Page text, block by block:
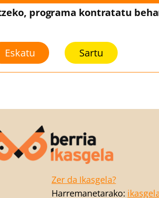
programa kontratatu
Eskatu Sartu
Zer da Ikasgela?
Harremanetarako: